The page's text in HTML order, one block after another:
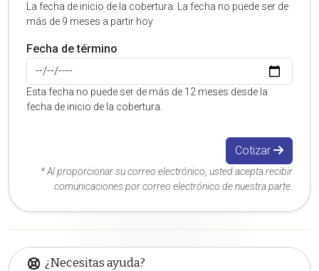
La fecha de inicio de la cobertura. La fecha no puede ser de
más de 9 meses a partir hoy
Fecha de término
Esta fecha no puede ser de más de 12 meses desde la
fecha de inicio de la cobertura.
Cotizar
* Al proporcionar su correo electrónico, usted acepta recibir
comunicaciones por correo electrónico de nuestra parte.
¿Necesitas ayuda?